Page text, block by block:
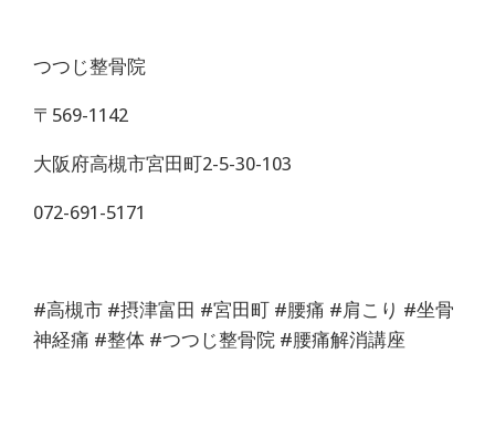
つつじ整骨院
〒569-1142
大阪府高槻市宮田町2-5-30-103
072-691-5171
#高槻市 #摂津富田 #宮田町 #腰痛 #肩こり #坐骨
神経痛 #整体 #つつじ整骨院 #腰痛解消講座